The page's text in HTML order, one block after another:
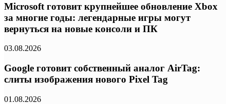
Microsoft готовит крупнейшее обновление Xbox
за многие годы: легендарные игры могут
вернуться на новые консоли и ПК
03.08.2026
Google готовит собственный аналог AirTag:
слиты изображения нового Pixel Tag
01.08.2026